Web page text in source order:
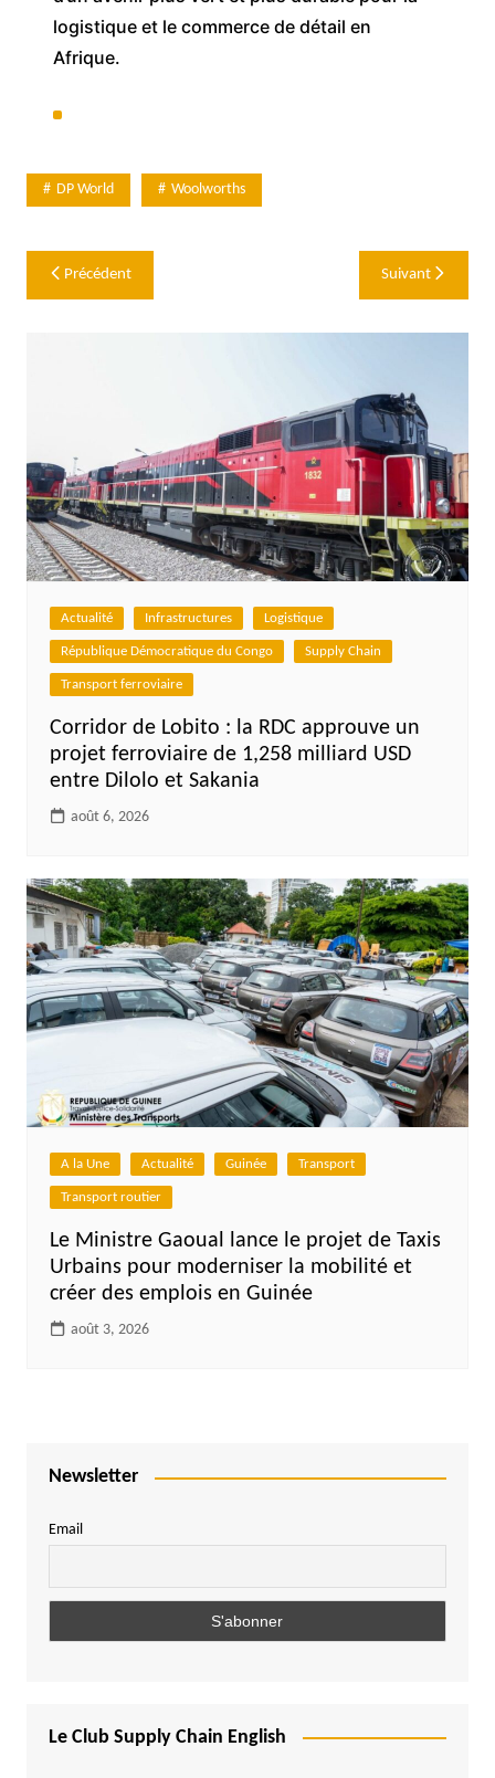
logistique et le commerce de détail en
Afrique.
DP World Woolworths
Navigation
de
Précédent Suivant
Actualité Infrastructures Logistique
République Démocratique du Congo Supply Chain
Transport ferroviaire
Corridor de Lobito : la RDC approuve un
projet ferroviaire de 1,258 milliard USD
entre Dilolo et Sakania
août 6, 2026
A la Une Actualité Guinée Transport
Transport routier
Le Ministre Gaoual lance le projet de Taxis
Urbains pour moderniser la mobilité et
créer des emplois en Guinée
août 3, 2026
Newsletter
Email
Le Club Supply Chain English